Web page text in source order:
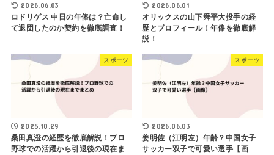
2026.06.03
ロドリゲス 中日の年俸は？亡命し
て退団したのか契約を徹底調査！
2026.06.01
オリックスの山下舜平大投手の経
歴とプロフィール！年俸を徹底解
説！
スポーツ
2025.10.29
桑田真澄の経歴を徹底解説！プロ
野球での活躍から引退後の現在ま
スポーツ
2026.06.03
姜明佐（江明左）年齢？中国女子
サッカー双子で可愛い選手【画